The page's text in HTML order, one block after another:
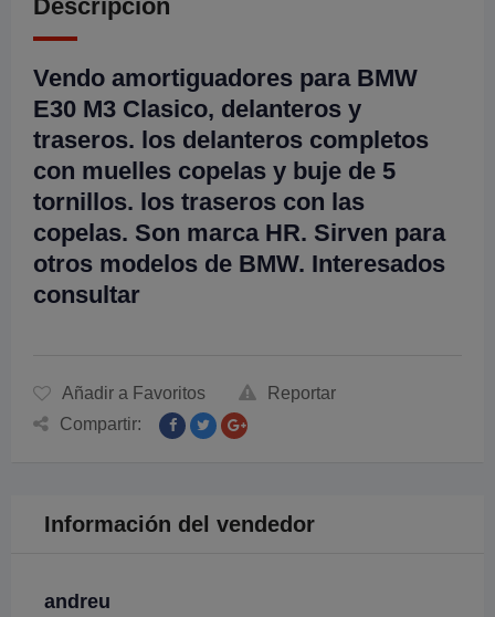
Descripción
Vendo amortiguadores para BMW
E30 M3 Clasico, delanteros y
traseros. los delanteros completos
con muelles copelas y buje de 5
tornillos. los traseros con las
copelas. Son marca HR. Sirven para
otros modelos de BMW. Interesados
consultar
Añadir a Favoritos
Reportar
Compartir:
Información del vendedor
andreu